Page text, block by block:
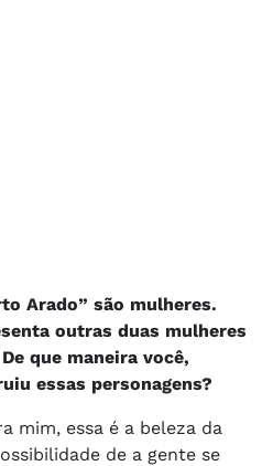
Arado” são mulheres.
outras duas mulheres
que maneira você,
essas personagens?
mim, essa é a beleza da
de a gente se